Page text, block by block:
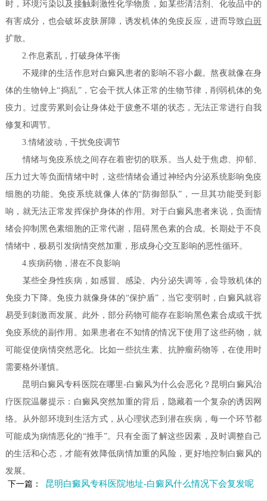
时，环境污染以及接触刺激性化学物质，如某些清洁剂、化妆品中的
有害成分，也会破坏皮肤屏障，诱发机体的免疫反应，进而导致白斑
扩散。
2.作息紊乱，打破身体平衡
不规律的生活作息对白癜风患者的影响不容小觑。熬夜就像在身
体的生物钟上“捣乱”，它会干扰人体正常的生物节律，削弱机体的免
疫力。过度劳累则会让身体处于疲惫不堪的状态，无法正常进行自我
修复和调节。
3.情绪波动，干扰免疫调节
情绪与免疫系统之间存在着密切的联系。当人处于焦虑、抑郁、
压力过大等负面情绪中时，这些情绪会通过神经内分泌系统影响免疫
细胞的功能。免疫系统就像人体的“防御部队”，一旦其功能受到影
响，就无法正常发挥保护身体的作用。对于白癜风患者来说，负面情
绪会抑制黑色素细胞的正常代谢，阻碍黑色素的合成。长期处于不良
情绪中，极易引发病情突然加重，形成身心交互影响的恶性循环。
4.疾病药物，潜在不良影响
某些全身性疾病，如感冒、感染、内分泌失调等，会导致机体的
免疫力下降。免疫力就像身体的“保护盾”，当它变弱时，白癜风就容
易受到刺激而发展。此外，部分药物可能存在影响黑色素合成或干扰
免疫系统的副作用。如果患者在不知情的情况下使用了这些药物，就
可能促使病情突然恶化。比如一些抗生素、抗肿瘤药物等，在使用时
需要格外谨慎。
昆明白癜风专科医院在哪里-白癜风为什么会恶化？昆明白癜风治
疗医院温馨提示：白癜风突然加重的背后，隐藏着一个复杂的诱因网
络。从外部环境到生活方式，从心理状态到潜在疾病，每一个环节都
可能成为病情恶化的“推手”。只有全面了解这些因素，及时调整自己
的生活和心态，才能有效降低病情加重的风险，更好地控制白癜风的
发展。
下一篇：
昆明白癜风专科医院地址-白癜风什么情况下会复发呢